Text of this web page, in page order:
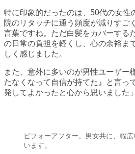
特に印象的だったのは、50代の女性
院のリタッチに通う頻度が減りすご
言葉ですね。ただ白髪をカバーする
の日常の負担を軽くし、心の余裕ま
しく感じました。
また、意外に多いのが男性ユーザー
たなくなって自信が持てた』と言っ
発してよかったと心から思いました」
ビフォーアフター。男女共に、幅
います。